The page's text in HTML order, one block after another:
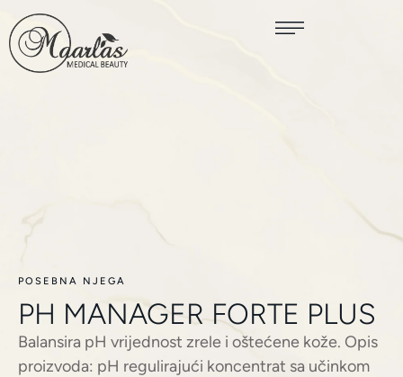
POSEBNA NJEGA
PH MANAGER FORTE PLUS
Balansira pH vrijednost zrele i oštećene kože. Opis
proizvoda: pH regulirajući koncentrat sa učinkom